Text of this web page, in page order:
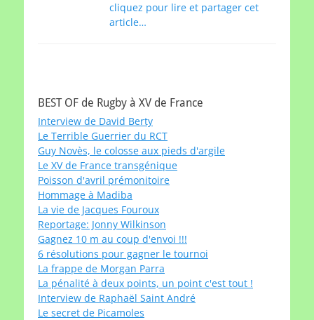
cliquez pour lire et partager cet
article…
BEST OF de Rugby à XV de France
Interview de David Berty
Le Terrible Guerrier du RCT
Guy Novès, le colosse aux pieds d'argile
Le XV de France transgénique
Poisson d'avril prémonitoire
Hommage à Madiba
La vie de Jacques Fouroux
Reportage: Jonny Wilkinson
Gagnez 10 m au coup d'envoi !!!
6 résolutions pour gagner le tournoi
La frappe de Morgan Parra
La pénalité à deux points, un point c'est tout !
Interview de Raphaël Saint André
Le secret de Picamoles